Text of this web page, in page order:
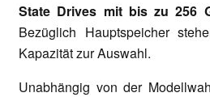
State Drives mit bis zu 256
Bezüglich Hauptspeicher
Kapazität zur Auswahl.
Unabhängig von der